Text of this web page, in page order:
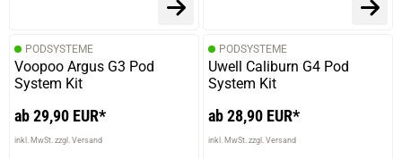
PODSYSTEME
Voopoo Argus G3 Pod
System Kit
ab 29,90 EUR*
inkl. MwSt. zzgl. Versand
PODSYSTEME
Uwell Caliburn G4 Pod
System Kit
ab 28,90 EUR*
inkl. MwSt. zzgl. Versand